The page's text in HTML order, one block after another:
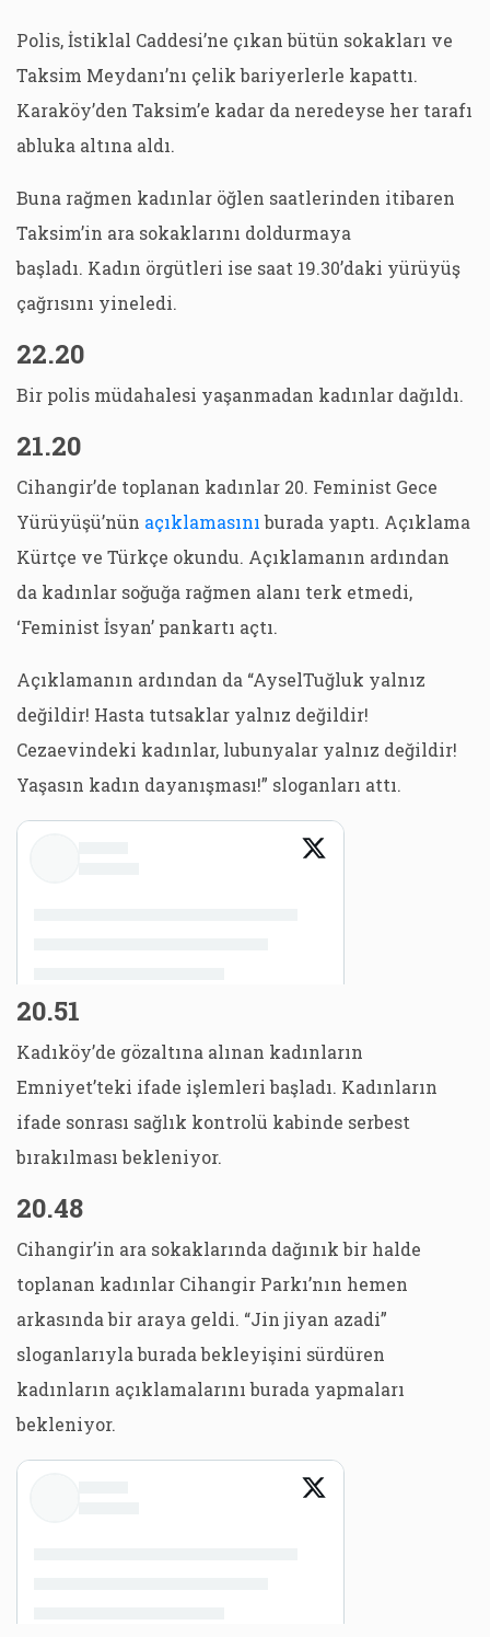
Polis, İstiklal Caddesi’ne çıkan bütün sokakları ve
Taksim Meydanı’nı çelik bariyerlerle kapattı.
Karaköy’den Taksim’e kadar da neredeyse her tarafı
abluka altına aldı.
Buna rağmen kadınlar öğlen saatlerinden itibaren
Taksim’in ara sokaklarını doldurmaya
başladı. Kadın örgütleri ise saat 19.30’daki yürüyüş
çağrısını yineledi.
22.20
Bir polis müdahalesi yaşanmadan kadınlar dağıldı.
21.20
Cihangir’de toplanan kadınlar 20. Feminist Gece
Yürüyüşü’nün açıklamasınıburada yaptı. Açıklama
Kürtçe ve Türkçe okundu. Açıklamanın ardından
da kadınlar soğuğa rağmen alanı terk etmedi,
‘Feminist İsyan’ pankartı açtı.
Açıklamanın ardından da “AyselTuğluk yalnız
değildir! Hasta tutsaklar yalnız değildir!
Cezaevindeki kadınlar, lubunyalar yalnız değildir!
Yaşasın kadın dayanışması!” sloganları attı.
20.51
Kadıköy’de gözaltına alınan kadınların
Emniyet’teki ifade işlemleri başladı. Kadınların
ifade sonrası sağlık kontrolü kabinde serbest
bırakılması bekleniyor.
20.48
Cihangir’in ara sokaklarında dağınık bir halde
toplanan kadınlar Cihangir Parkı’nın hemen
arkasında bir araya geldi. “Jin jiyan azadi”
sloganlarıyla burada bekleyişini sürdüren
kadınların açıklamalarını burada yapmaları
bekleniyor.